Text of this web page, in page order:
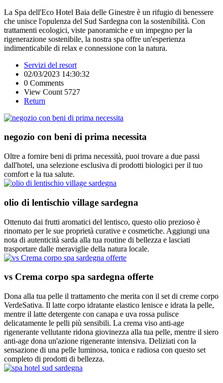
La Spa dell'Eco Hotel Baia delle Ginestre è un rifugio di benessere
che unisce l'opulenza del Sud Sardegna con la sostenibilità. Con
trattamenti ecologici, viste panoramiche e un impegno per la
rigenerazione sostenibile, la nostra spa offre un'esperienza
indimenticabile di relax e connessione con la natura.
Servizi del resort
02/03/2023 14:30:32
0 Comments
View Count 5727
Return
negozio con beni di prima necessita
Oltre a fornire beni di prima necessità, puoi trovare a due passi
dall'hotel, una selezione esclusiva di prodotti biologici per il tuo
comfort e la tua salute.
olio di lentischio village sardegna
Ottenuto dai frutti aromatici del lentisco, questo olio prezioso è
rinomato per le sue proprietà curative e cosmetiche. Aggiungi una
nota di autenticità sarda alla tua routine di bellezza e lasciati
trasportare dalle meraviglie della natura locale.
vs Crema corpo spa sardegna offerte
Dona alla tua pelle il trattamento che merita con il set di creme corpo
VerdeSativa. Il latte corpo idratante elastico lenisce e idrata la pelle,
mentre il latte detergente con canapa e uva rossa pulisce
delicatamente le pelli più sensibili. La crema viso anti-age
rigenerante vellutante ridona giovinezza alla tua pelle, mentre il siero
anti-age dona un'azione rigenerante intensiva. Deliziati con la
sensazione di una pelle luminosa, tonica e radiosa con questo set
completo di prodotti di bellezza.